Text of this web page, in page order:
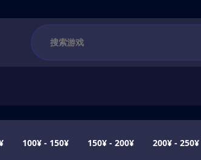
100¥ - 150¥ 150¥ - 200¥ 200¥ - 250¥